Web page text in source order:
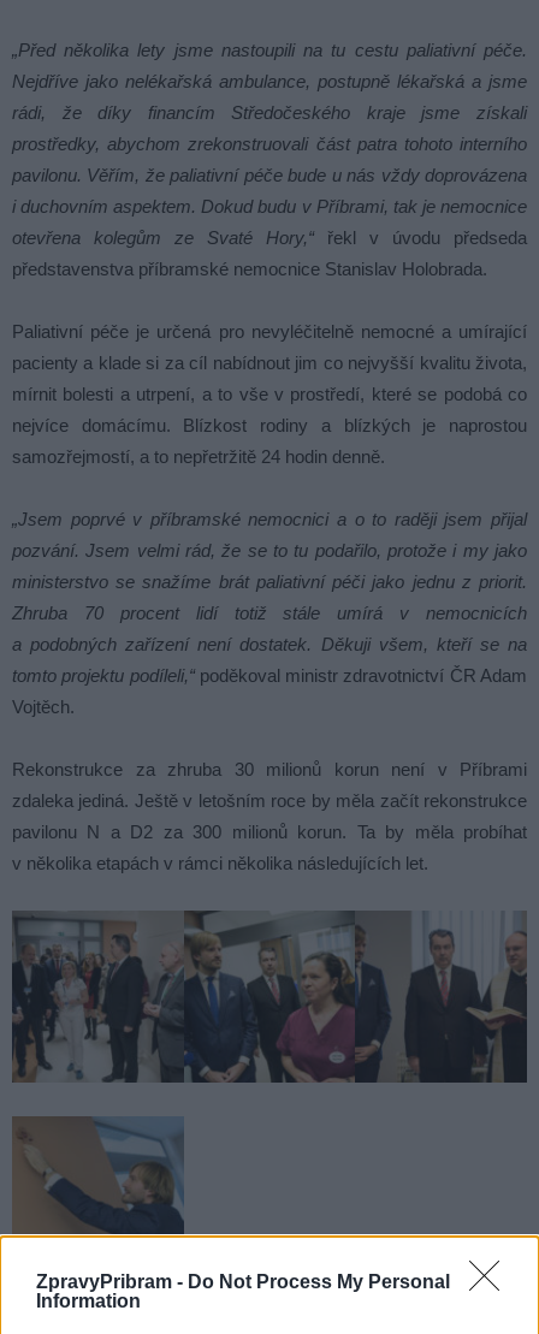
ZpravyPribram - Do Not Process My Personal
Information
„Před několika lety jsme nastoupili na tu cestu paliativní péče.
Nejdříve jako nelékařská ambulance, postupně lékařská a jsme
rádi, že díky financím Středočeského kraje jsme získali
prostředky, abychom zrekonstruovali část patra tohoto interního
pavilonu. Věřím, že paliativní péče bude u nás vždy doprovázena
i duchovním aspektem. Dokud budu v Příbrami, tak je nemocnice
otevřena kolegům ze Svaté Hory,“ řekl v úvodu předseda
představenstva příbramské nemocnice Stanislav Holobrada.
Paliativní péče je určená pro nevyléčitelně nemocné a umírající
pacienty a klade si za cíl nabídnout jim co nejvyšší kvalitu života,
mírnit bolesti a utrpení, a to vše v prostředí, které se podobá co
nejvíce domácímu. Blízkost rodiny a blízkých je naprostou
samozřejmostí, a to nepřetržitě 24 hodin denně.
„Jsem poprvé v příbramské nemocnici a o to raději jsem přijal
pozvání. Jsem velmi rád, že se to tu podařilo, protože i my jako
ministerstvo se snažíme brát paliativní péči jako jednu z priorit.
Zhruba 70 procent lidí totiž stále umírá v nemocnicích
a podobných zařízení není dostatek. Děkuji všem, kteří se na
tomto projektu podíleli,“poděkoval ministr zdravotnictví ČR Adam
Vojtěch.
Rekonstrukce za zhruba 30 milionů korun není v Příbrami
zdaleka jediná. Ještě v letošním roce by měla začít rekonstrukce
pavilonu N a D2 za 300 milionů korun. Ta by měla probíhat
v několika etapách v rámci několika následujících let.